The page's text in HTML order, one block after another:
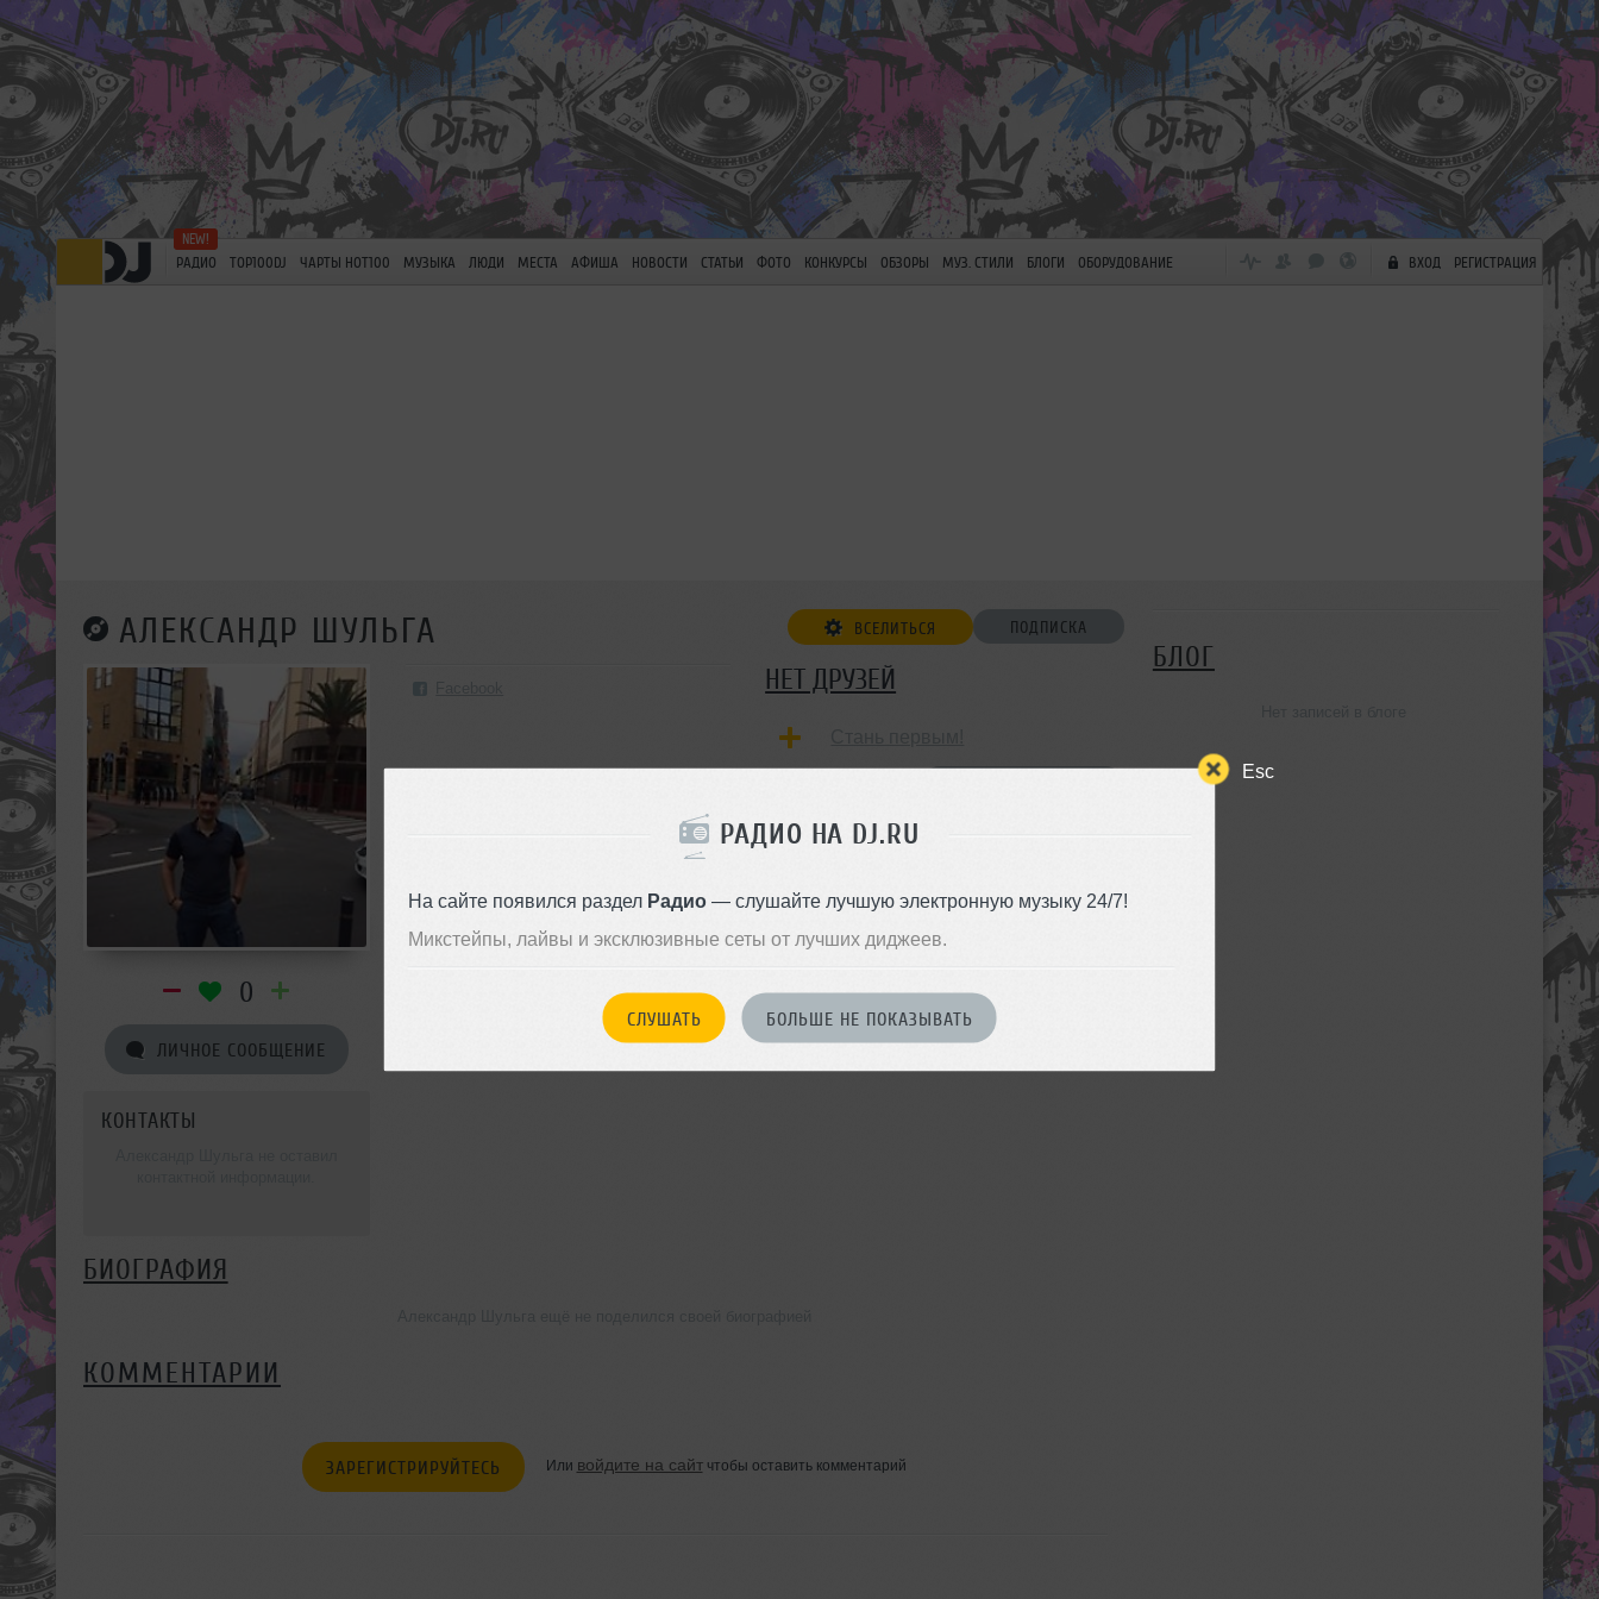
Esc
РАДИО НА DJ.RU
На сайте появился раздел Радио— слушайте лучшую электронную музыку 24/7!
Микстейпы, лайвы и эксклюзивные сеты от лучших диджеев.
СЛУШАТЬ БОЛЬШЕ НЕ ПОКАЗЫВАТЬ
РАДИО TOP100DJ ЧАРТЫ HOT100 МУЗЫКА ЛЮДИ МЕСТА АФИША НОВОСТИ СТАТЬИ ФОТО КОНКУРСЫ ОБЗОРЫ МУЗ. СТИЛИ БЛОГИ ОБОРУДОВАНИЕ ВХОД РЕГИСТРАЦИЯ
АЛЕКСАНДР ШУЛЬГА ПОДПИСКА
ВСЕЛИТЬСЯ
0
ЛИЧНОЕ СООБЩЕНИЕ
КОНТАКТЫ
НЕТ ДРУЗЕЙ
БИОГРАФИЯ
КОММЕНТАРИИ
ЗАРЕГИСТРИРУЙТЕСЬ Или войдите на сайтчтобы оставить комментарий
БЛОГ